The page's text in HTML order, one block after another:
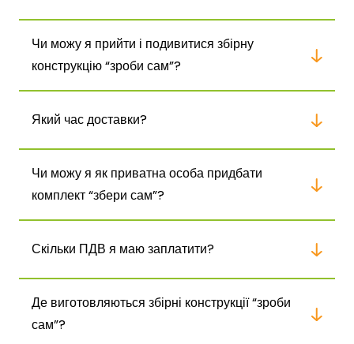
Чи можу я прийти і подивитися збірну
конструкцію “зроби сам”?
Який час доставки?
Чи можу я як приватна особа придбати
комплект “збери сам”?
Скільки ПДВ я маю заплатити?
Де виготовляються збірні конструкції “зроби
сам”?